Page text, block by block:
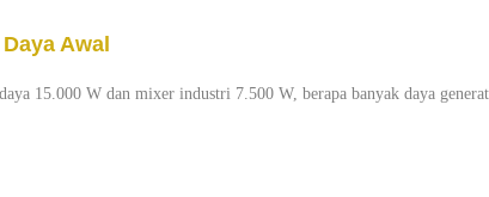
Awal
15.000 W dan mixer industri 7.500 W, berapa banyak daya